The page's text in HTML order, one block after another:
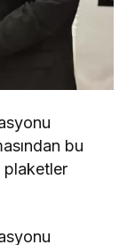
bu
plaketler